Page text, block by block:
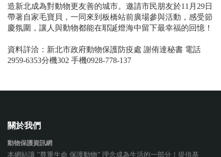
造新北成為對動物更友善的城市。邀請市民朋友於11月29日
帶著自家毛寶貝，一同來到板橋站前廣場參與活動，感受節
慶氛圍，讓人與動物都能在耶誕燈海中留下最幸福的回憶！
資料詳洽：新北市政府動物保護防疫處 謝侑達秘書 電話
2959-6353分機302 手機0928-778-137
關於我們
動物保護資訊網
本網站讓 ”尊重生命 保護動物” 理念成為生活的一部分！提供基